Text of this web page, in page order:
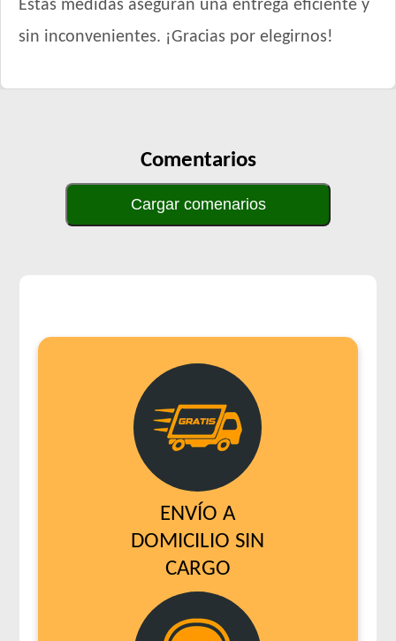
Estas medidas aseguran una entrega eficiente y
sin inconvenientes. ¡Gracias por elegirnos!
Comentarios
Cargar comenarios
ENVÍO A
DOMICILIO SIN
CARGO